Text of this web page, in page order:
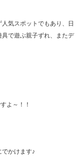
気スポットでもあり、日
で遊ぶ親子ずれ、またデ
よ～！！
かけます♪